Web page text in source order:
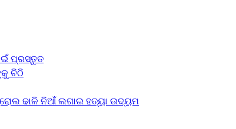
ପ୍ରସ୍ତୁତ
ଚିଠି
ଢାଳି ନିଆଁ ଲଗାଇ ହତ୍ୟା ଉଦ୍ୟମ